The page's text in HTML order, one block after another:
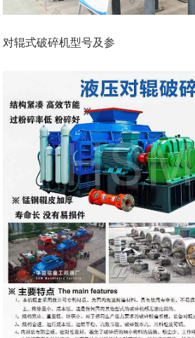
对辊式破碎机型号及参